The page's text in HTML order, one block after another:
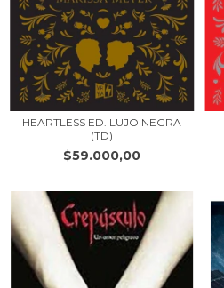
HEARTLESS ED. LUJO NEGRA
(TD)
$59.000,00